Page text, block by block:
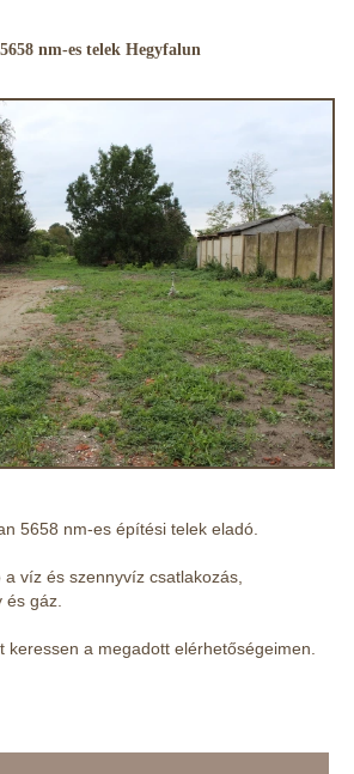
5658 nm-es telek Hegyfalun
5658 nm-es építési telek eladó.
víz és szennyvíz csatlakozás,
gáz.
keressen a megadott elérhetőségeimen.